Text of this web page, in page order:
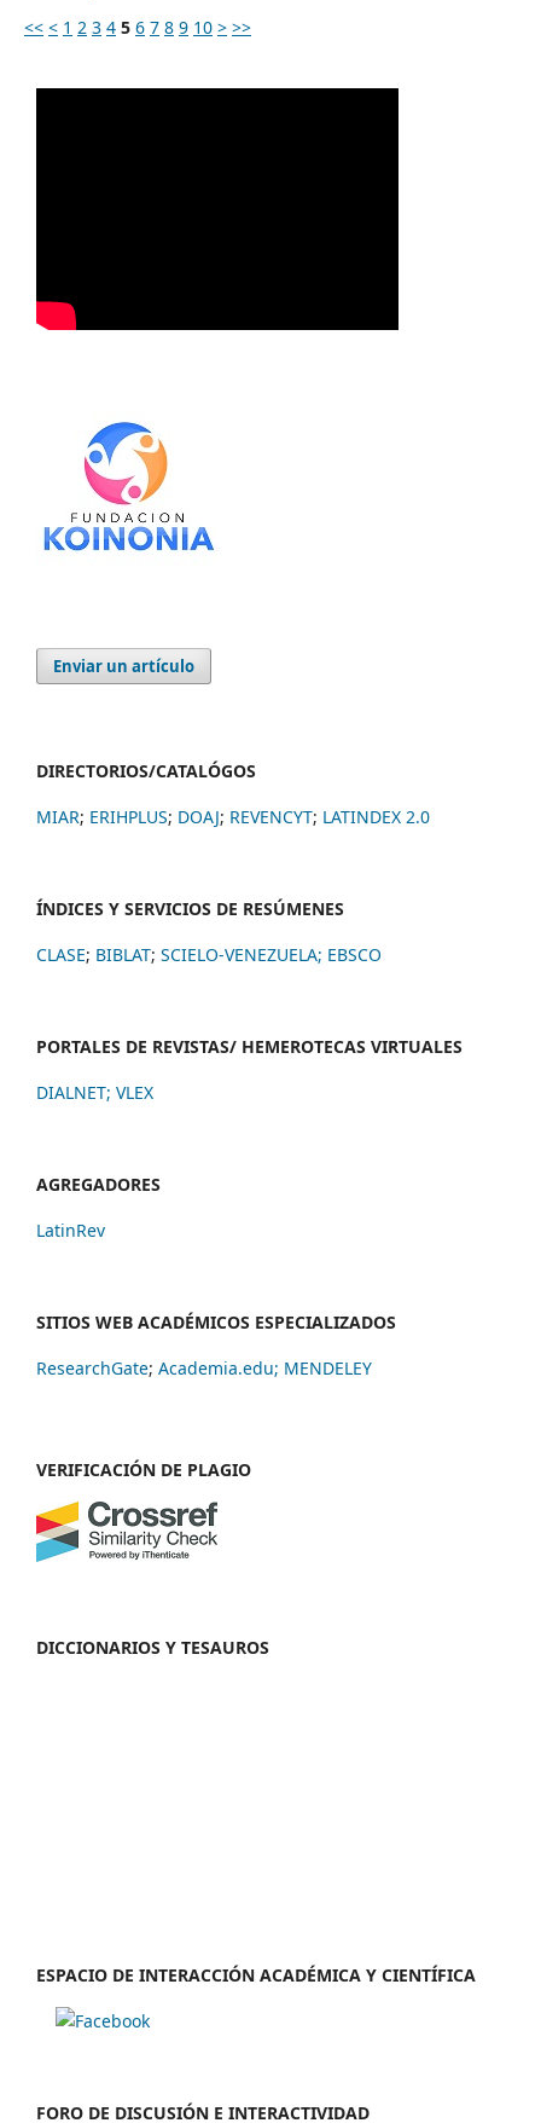
<< < 1 2 3 4 5 6 7 8 9 10 > >>
Enviar un artículo
DIRECTORIOS/CATALÓGOS
MIAR; ERIHPLUS; DOAJ; REVENCYT; LATINDEX 2.0
ÍNDICES Y SERVICIOS DE RESÚMENES
CLASE; BIBLAT; SCIELO-VENEZUELA; EBSCO
PORTALES DE REVISTAS/ HEMEROTECAS VIRTUALES
DIALNET; VLEX
AGREGADORES
LatinRev
SITIOS WEB ACADÉMICOS ESPECIALIZADOS
ResearchGate; Academia.edu; MENDELEY
VERIFICACIÓN DE PLAGIO
DICCIONARIOS Y TESAUROS
ESPACIO DE INTERACCIÓN ACADÉMICA Y CIENTÍFICA
FORO DE DISCUSIÓN E INTERACTIVIDAD